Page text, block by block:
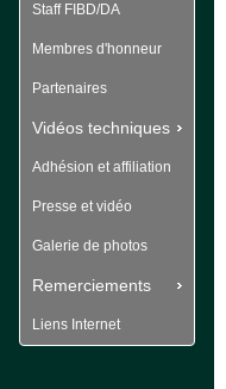
Staff FIBD/DA
Membres d'honneur
Partenaires
Vidéos techniques
Adhésion et affiliation
Presse et vidéo
Galerie de photos
Remerciements
Liens Internet